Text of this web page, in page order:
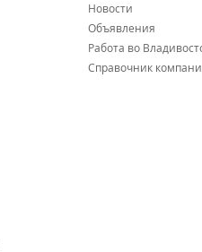
Новости
Объявления
Работа во
Справочник